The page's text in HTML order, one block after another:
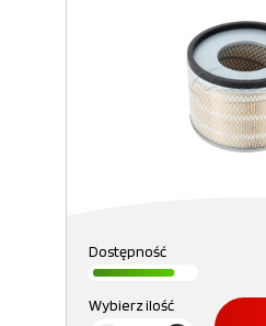
Dostępność
Wybierz ilość